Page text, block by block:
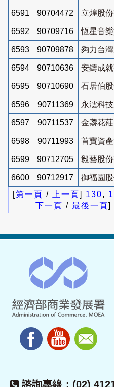
6591 90704472 立煌股
6592 90709716 恆星音
6593 90709878 夠力台
6594 90710636 安鑄成
6595 90710690 石居伯
6596 90711369 永澐科
6597 90711537 金盞花
6598 90711993 首寶資
6599 90712705 毅藝股
6600 90712917
御福園
[第一頁 / 上一頁] 130,
下一頁 / 最後一頁]
諮詢專線：(02)